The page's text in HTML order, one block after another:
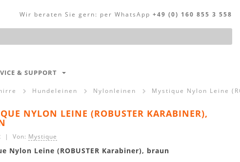
Wir beraten Sie gern: per WhatsApp +49 (0) 160 855 3 558
& SUPPORT
Hundeleinen Nylonleinen Mystique Nylon Leine
NYLON LEINE (ROBUSTER KARABINER),
| Von: Mystique
Nylon Leine (ROBUSTER Karabiner), braun